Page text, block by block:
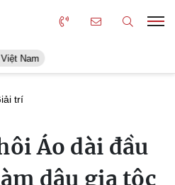
Nam
trí
Áo dài đầu
dâu gia tộc